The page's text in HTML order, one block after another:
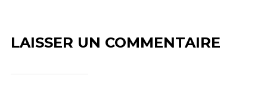
LAISSER UN COMMENTAIRE